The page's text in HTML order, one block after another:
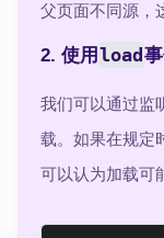
父页面不同源，
2. 使用 load
我们可以通过监
载。如果在规定
可以认为加载可